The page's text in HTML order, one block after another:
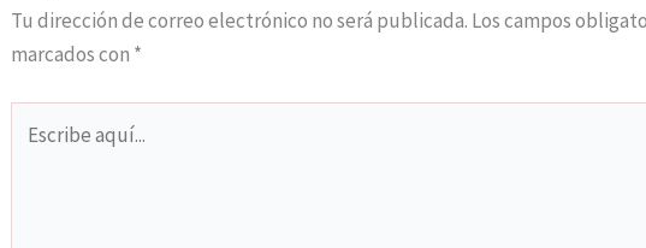
Tu dirección de correo electrónico no será publicada. Los campos
marcados con *
aquí...